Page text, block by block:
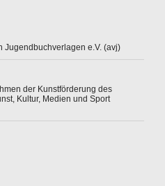
Jugendbuchverlagen e.V. (avj)
der Kunstförderung des
Kultur, Medien und Sport